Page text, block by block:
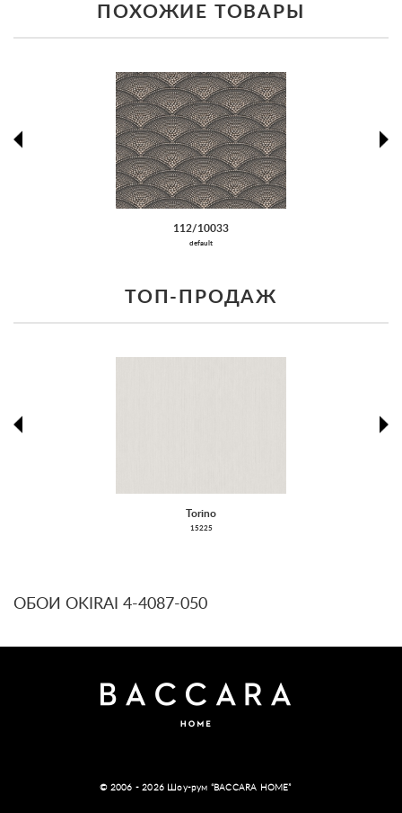
ПОХОЖИЕ ТОВАРЫ
112/10033
default
ТОП-ПРОДАЖ
Torino
15225
ОБОИ OKIRAI 4-4087-050
© 2006 - 2026 Шоу-рум “BACCARA HOME”